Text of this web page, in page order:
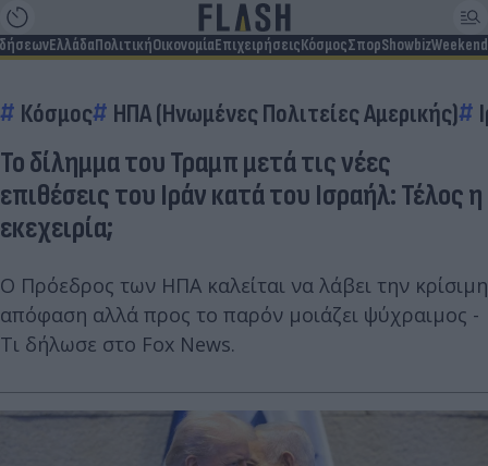
ΕλλάδαΠολιτικήΟικονομίαΕπιχειρήσειςΚόσμοςΣπορShowbizWeekend
Κόσμος ΗΠΑ (Ηνωμένες Πολιτείες Αμερικής)
Το δίλημμα του Τραμπ μετά τις νέες
επιθέσεις του Ιράν κατά του Ισραήλ: Τέλος η
εκεχειρία;
Ο Πρόεδρος των ΗΠΑ καλείται να λάβει την κρίσιμη
απόφαση αλλά προς το παρόν μοιάζει ψύχραιμος -
Τι δήλωσε στο Fox News.